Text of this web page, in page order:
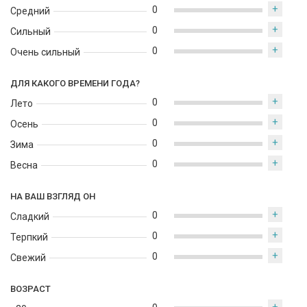
Средний
Сильный
Очень сильный
0 +
0 +
0 +
ДЛЯ КАКОГО ВРЕМЕНИ ГОДА?
Лето
Осень
Зима
Весна
0 +
0 +
0 +
0 +
НА ВАШ ВЗГЛЯД ОН
Сладкий
Терпкий
Свежий
0 +
0 +
0 +
ВОЗРАСТ